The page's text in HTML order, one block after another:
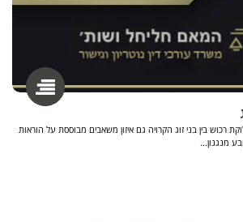
רכוש בין בני זוג הקרויה גם איזון משאבים מבוססת על הוראות